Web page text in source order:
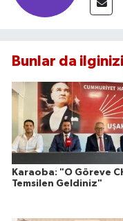
Bunlar da
Karaoba: "O Göreve
Temsilen Geldiniz"